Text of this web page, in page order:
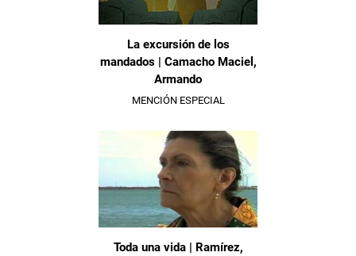
La excursión de los
mandados | Camacho Maciel,
Armando
MENCIÓN ESPECIAL
Toda una vida | Ramírez,